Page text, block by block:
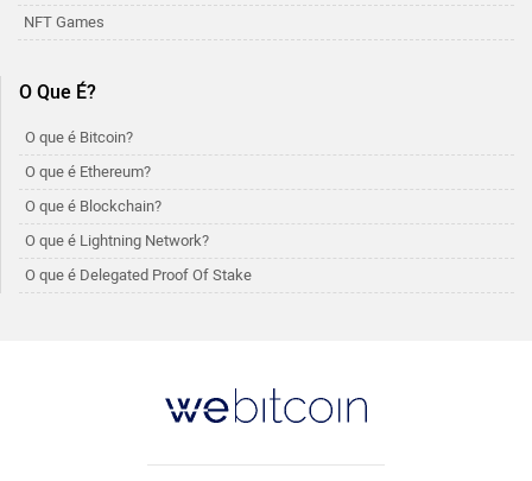
NFT Games
O Que É?
O que é Bitcoin?
O que é Ethereum?
O que é Blockchain?
O que é Lightning Network?
O que é Delegated Proof Of Stake